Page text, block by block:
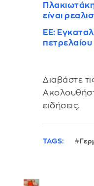
είναι
ΕΕ:
Διαβάστε
ειδήσεις.
TAGS: